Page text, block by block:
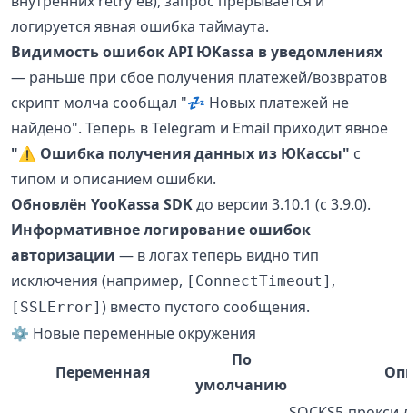
логируется явная ошибка таймаута.
Видимость ошибок API ЮKassa в уведомлениях
— раньше при сбое получения платежей/возвратов
скрипт молча сообщал "💤 Новых платежей не
найдено". Теперь в Telegram и Email приходит явное
"⚠️ Ошибка получения данных из ЮКассы" с
типом и описанием ошибки.
Обновлён YooKassa SDKдо версии 3.10.1 (с 3.9.0).
Информативное логирование ошибок
авторизации — в логах теперь видно тип
исключения (например, [ConnectTimeout] ,
[SSLError] ) вместо пустого сообщения.
⚙️ Новые переменные окружения
Переменная
По
умолчанию